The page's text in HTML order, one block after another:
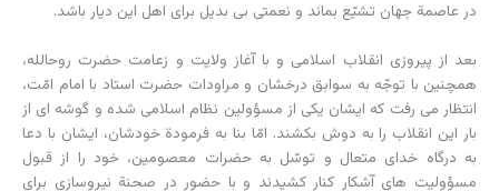
در عاصمة جهان تشیّع بماند و نعمتی بی بدیل برای اهل این دیار باشد.
بعد از پیروزی انقلاب اسلامی و با آغاز ولایت و زعامت حضرت روح‏الله،
همچنین با توجّه به سوابق درخشان و مراودات حضرت استاد با امام امّت،
انتظار می رفت که ایشان یکی از مسؤولین نظام اسلامی شده و گوشه ای از
بار این انقلاب را به دوش بکشند. امّا بنا به فرمودة خودشان، ایشان با دعا
به درگاه خدای متعال و توسّل به حضرات معصومین، خود را از قبول
مسؤولیت های آشکار کنار کشیدند و با حضور در صحنة نیروسازی برای